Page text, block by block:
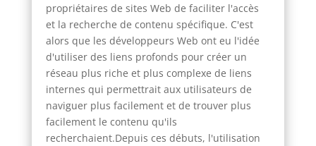
propriétaires de sites Web de faciliter l'accès
et la recherche de contenu spécifique. C'est
alors que les développeurs Web ont eu l'idée
d'utiliser des liens profonds pour créer un
réseau plus riche et plus complexe de liens
internes qui permettrait aux utilisateurs de
naviguer plus facilement et de trouver plus
facilement le contenu qu'ils
recherchaient.Depuis ces débuts, l'utilisation